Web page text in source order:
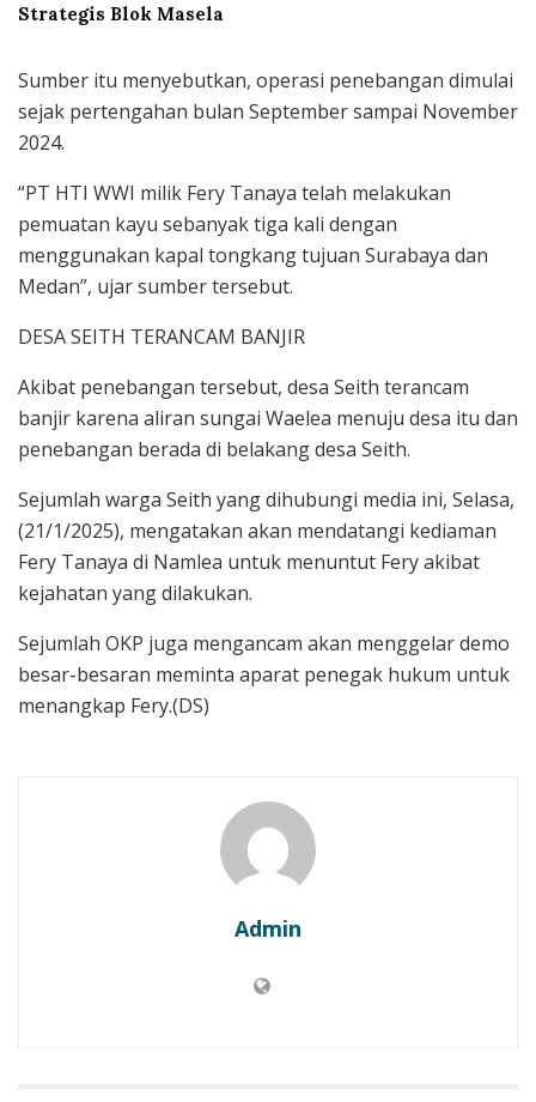
Strategis Blok Masela
Sumber itu menyebutkan, operasi penebangan dimulai
sejak pertengahan bulan September sampai November
2024.
“PT HTI WWI milik Fery Tanaya telah melakukan
pemuatan kayu sebanyak tiga kali dengan
menggunakan kapal tongkang tujuan Surabaya dan
Medan”, ujar sumber tersebut.
DESA SEITH TERANCAM BANJIR
Akibat penebangan tersebut, desa Seith terancam
banjir karena aliran sungai Waelea menuju desa itu dan
penebangan berada di belakang desa Seith.
Sejumlah warga Seith yang dihubungi media ini, Selasa,
(21/1/2025), mengatakan akan mendatangi kediaman
Fery Tanaya di Namlea untuk menuntut Fery akibat
kejahatan yang dilakukan.
Sejumlah OKP juga mengancam akan menggelar demo
besar-besaran meminta aparat penegak hukum untuk
menangkap Fery.(DS)
Admin